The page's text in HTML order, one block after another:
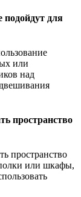
подойдут для
или
над
пространство
пространство
или шкафы,